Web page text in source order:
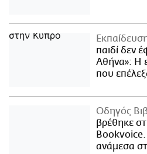
παιδί δεν
Αθήνα»: Η
που
Οδηγός
βρέθηκε
Bookvoice.
ανάμεσα